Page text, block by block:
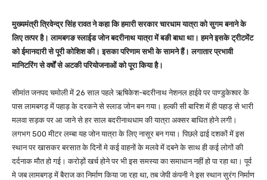
मुख्यमंत्री त्रिवेन्द्र सिंह रावत ने कहा कि हमारी सरकार चारधाम यात्रा को सुगम बनाने के
लिए तत्पर है। लामबगङ स्लाईड जोन बदरीनाथ यात्रा में बङी बाधा था। हमने इसके ट्रीटमेंट
को ईमानदारी से पूरी कोशिश की। इसका परिणाम सभी के सामने हैं। लगातार प्रभावी
मानिटरिंग से वर्षों से अटकी परियोजनाओं को पूरा किया है।
सीमांत जनपद चमोली में 26 साल पहले ऋषिकेश-बदरीनाथ नेशनल हाईवे पर पाण्डुकेश्वर के
पास लामबगड़ में पहाड़ के दरकने से स्लाड जोन बन गया। हल्की सी बारिश में ही पहाड़ से भारी
मलवा सड़क पर आ जाने से हर साल बदरीनाथधाम की यात्रा अक्सर बाधित होने लगी।
लगभग 500 मीटर लम्बा यह जोन यात्रा के लिए नासूर बन गया। पिछले ढाई दशकों में इस
स्थान पर खासकर बरसात के दिनों मे कई वाहनों के मलवे में दबने के साथ ही कई लोगों की
दर्दनाक मौत हो गई। करोड़ों खर्च होने पर भी इस समस्या का समाधान नहीं हो पा रहा था। पूर्व
मे जब लामबगड़ में बैराज का निर्माण किया जा रहा था, तब जेपी कंपनी ने इस स्थान सुरंग निर्माण